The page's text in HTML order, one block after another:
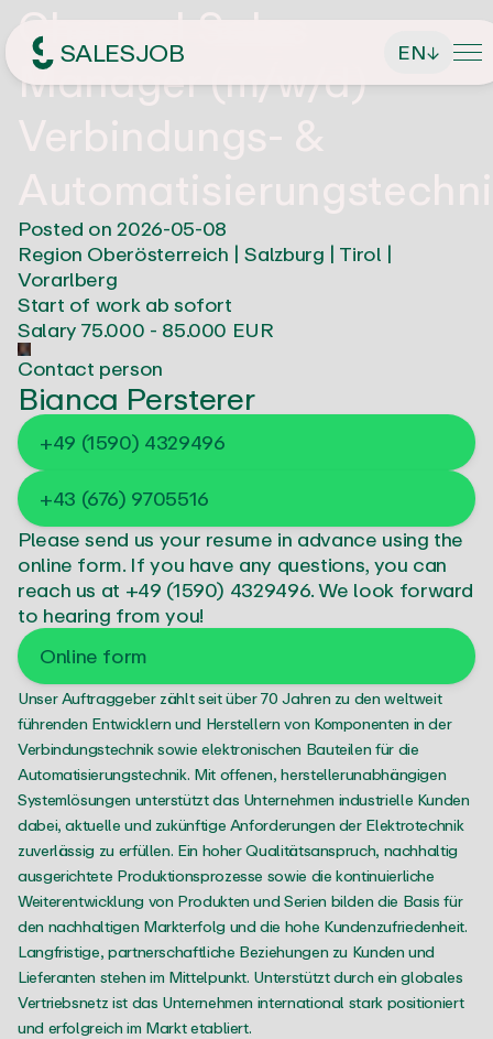
SALESJOB EN↓
Headhunter für Sales
About Us
Services
Find managing directors / CEOs
Find executives
Find sales employees
Job Search
Current vacancies
Speculative Application
Magazin
Linkedin →
Book appointment
Channel Sales
Manager (m/w/d)
Verbindungs- &
Posted on 2026-05-08
Region Oberösterreich | Salzburg | Tirol |
Vorarlberg
Start of work ab sofort
Salary 75.000 - 85.000 EUR
Contact person
Bianca Persterer
+49 (1590) 4329496
+43 (676) 9705516
Please send us your resume in advance using the
online form. If you have any questions, you can
reach us at +49 (1590) 4329496. We look forward
to hearing from you!
Online form
Unser Auftraggeber zählt seit über 70 Jahren zu den weltweit
führenden Entwicklern und Herstellern von Komponenten in der
Verbindungstechnik sowie elektronischen Bauteilen für die
Automatisierungstechnik. Mit offenen, herstellerunabhängigen
Systemlösungen unterstützt das Unternehmen industrielle Kunden
dabei, aktuelle und zukünftige Anforderungen der Elektrotechnik
zuverlässig zu erfüllen. Ein hoher Qualitätsanspruch, nachhaltig
ausgerichtete Produktionsprozesse sowie die kontinuierliche
Weiterentwicklung von Produkten und Serien bilden die Basis für
den nachhaltigen Markterfolg und die hohe Kundenzufriedenheit.
Langfristige, partnerschaftliche Beziehungen zu Kunden und
Lieferanten stehen im Mittelpunkt. Unterstützt durch ein globales
Vertriebsnetz ist das Unternehmen international stark positioniert
und erfolgreich im Markt etabliert.